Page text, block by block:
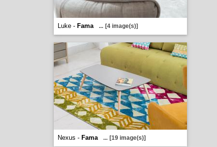
Luke - Fama ... [4 image(s)]
Nexus - Fama ... [19 image(s)]